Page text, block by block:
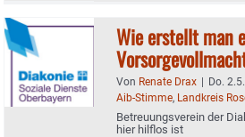
Wie erstellt man
Von Renate Drax | Do.
Aib-Stimme, Landkreis
Betreuungsverein der
hier hilflos ist